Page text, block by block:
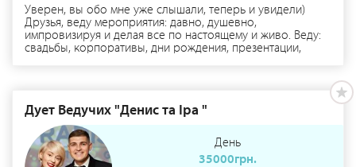
Уверен, вы обо мне уже слышали, теперь и увидели)
Друзья, веду мероприятия: давно, душевно,
импровизируя и делая все по настоящему и живо. Веду:
свадьбы, корпоративы, дни рождения, презентации,
удобном месте, на которой вы убедитесь в правильности
Вашего выбора. До скорых встреч!
Дует Ведучих "Денис та Іра "
День
35000грн.